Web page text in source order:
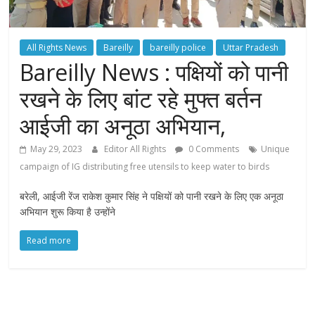
All Rights News Bareilly bareilly police Uttar Pradesh
Bareilly News : पक्षियों को पानी
रखने के लिए बांट रहे मुफ्त बर्तन
आईजी का अनूठा अभियान,
May 29, 2023 Editor All Rights 0 Comments
Unique
campaign of IG distributing free utensils to keep water to birds
बरेली, आईजी रेंज राकेश कुमार सिंह ने पक्षियों को पानी रखने के लिए एक अनूठा
अभियान शुरू किया है उन्होंने
Read more